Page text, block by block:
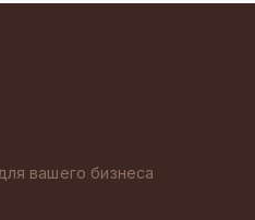
вашего бизнеса